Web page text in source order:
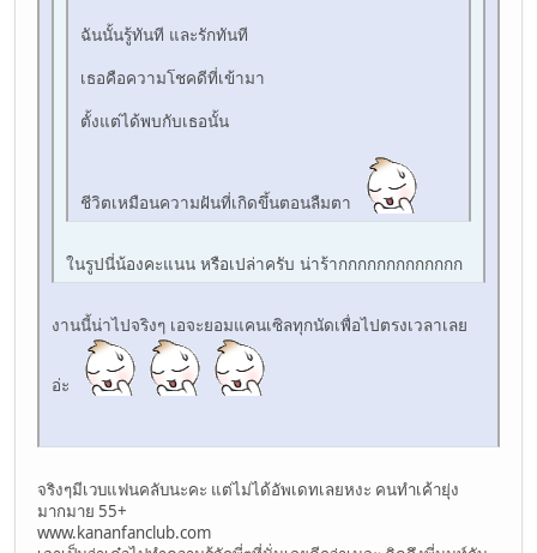
ฉันนั้นรู้ทันที และรักทันที
เธอคือความโชคดีที่เข้ามา
ตั้งแต่ได้พบกับเธอนั้น
ชีวิตเหมือนความฝันที่เกิดขึ้นตอนลืมตา
ในรูปนี่น้องคะแนน หรือเปล่าครับ น่าร้ากกกกกกกกกกกกก
งานนี้น่าไปจริงๆ เอจะยอมแคนเซิลทุกนัดเพื่อไปตรงเวลาเลย
อ่ะ
จริงๆมีเวบแฟนคลับนะคะ แต่ไม่ได้อัพเดทเลยหงะ คนทำเค้ายุ่ง
มากมาย 55+
www.kananfanclub.com